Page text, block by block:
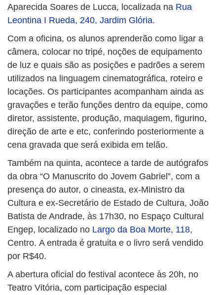
Aparecida Soares de Lucca, localizada na Rua
Leontina I Rueda, 240, Jardim Glória.
Com a oficina, os alunos aprenderão como ligar a
câmera, colocar no tripé, noções de equipamento
de luz e quais são as posições e padrões a serem
utilizados na linguagem cinematográfica, roteiro e
locações. Os participantes acompanham ainda as
gravações e terão funções dentro da equipe, como
diretor, assistente, produção, maquiagem, figurino,
direção de arte e etc, conferindo posteriormente a
cena gravada que será exibida em telão.
Também na quinta, acontece a tarde de autógrafos
da obra “O Manuscrito do Jovem Gabriel”, com a
presença do autor, o cineasta, ex-Ministro da
Cultura e ex-Secretário de Estado de Cultura, João
Batista de Andrade, às 17h30, no Espaço Cultural
Engep, localizado no Largo da Boa Morte, 118,
Centro. A entrada é gratuita e o livro será vendido
por R$40.
A abertura oficial do festival acontece às 20h, no
Teatro Vitória, com participação especial